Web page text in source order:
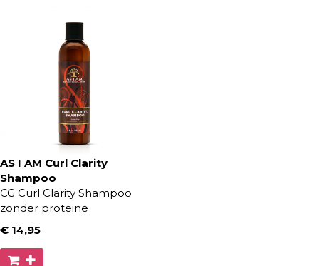
AS I AM Curl Clarity
Shampoo
CG Curl Clarity Shampoo
zonder proteine
€ 14,95